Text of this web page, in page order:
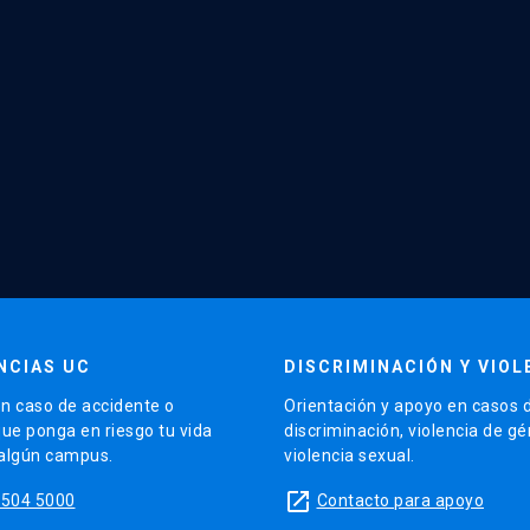
UC
caso de accidente o
ponga en riesgo tu vida
campus.
5000
DISCRIMINACIÓN Y
Orientación y apoyo en casos
discriminación, violencia de
violencia sexual.
launch Contacto para apoyo